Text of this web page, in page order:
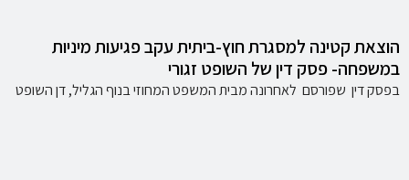
הוצאת קטינה למסגרת חוץ-ביתית עקב פגיעות מיניות
במשפחה- פסק דין של השופט זגורי
בפסק דין שפורסם לאחרונה מבית המשפט המחוזי בנוף הגליל, דן השופט